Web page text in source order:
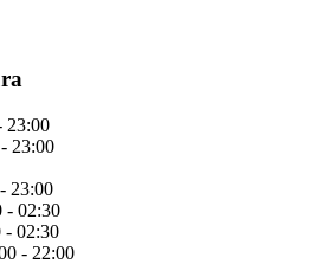
23:00
23:00
23:00
- 02:30
- 02:30
- 22:00